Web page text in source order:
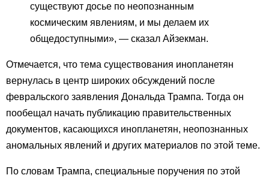
существуют досье по неопознанным
космическим явлениям, и мы делаем их
общедоступными», — сказал Айзекман.
Отмечается, что тема существования инопланетян
вернулась в центр широких обсуждений после
февральского заявления Дональда Трампа. Тогда он
пообещал начать публикацию правительственных
документов, касающихся инопланетян, неопознанных
аномальных явлений и других материалов по этой теме.
По словам Трампа, специальные поручения по этой